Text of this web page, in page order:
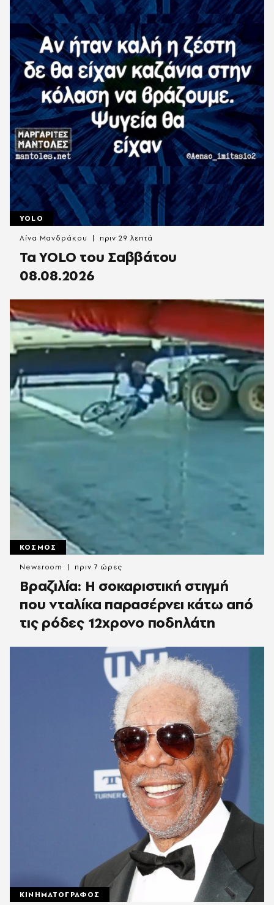
YOLO
Τα YOLO του Σαββάτου
08.08.2026
Λίνα Μανδράκου πριν 29 λεπτά
ΚΟΣΜΟΣ
Βραζιλία: Η σοκαριστική στιγμή
που νταλίκα παρασέρνει κάτω από
τις ρόδες 12χρονο ποδηλάτη
Newsroom πριν 7 ώρες
ΚΙΝΗΜΑΤΟΓΡΑΦΟΣ